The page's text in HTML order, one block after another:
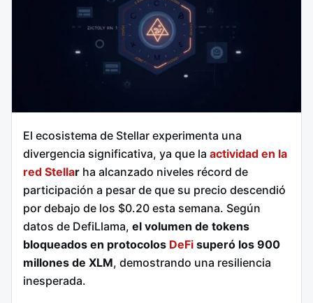
El ecosistema de Stellar experimenta una
divergencia significativa, ya que la actividad en la
red Stellar ha alcanzado niveles récord de
participación a pesar de que su precio descendió
por debajo de los $0.20 esta semana. Según
datos de DefiLlama, el volumen de tokens
bloqueados en protocolos DeFi superó los 900
millones de XLM, demostrando una resiliencia
inesperada.